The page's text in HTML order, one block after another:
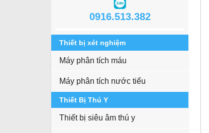
0916.513.382
Thiết bị xét nghiệm
Máy phân tích máu
Máy phân tích nước tiểu
Thiết Bị Thú Y
Thiết bị siêu âm thú y